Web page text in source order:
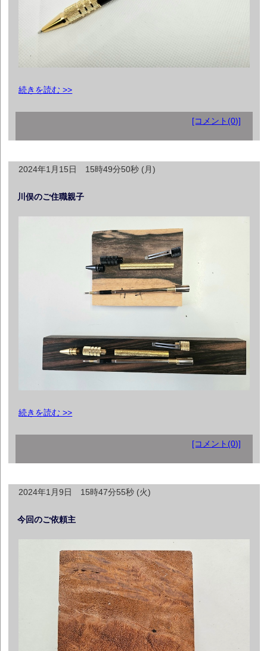
続きを読む >>
[コメント(0)]
2024年1月15日 15時49分50秒 (月)
川俣のご住職親子
続きを読む >>
[コメント(0)]
2024年1月9日 15時47分55秒 (火)
今回のご依頼主